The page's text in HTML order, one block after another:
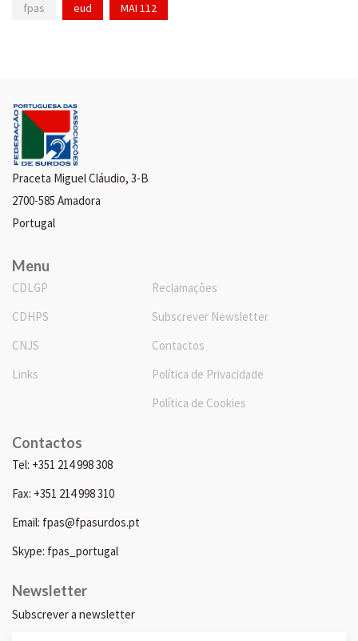
fpas eud MAI 112
Praceta Miguel Cláudio, 3-B
2700-585 Amadora
Portugal
Menu
CDLGP
CDHPS
CNJS
Links
Reclamações
Subscrever Newsletter
Contactos
Política de Privacidade
Política de Cookies
Contactos
Tel: +351 214 998 308
Fax: +351 214 998 310
Email: fpas@fpasurdos.pt
Skype: fpas_portugal
Newsletter
Subscrever a newsletter